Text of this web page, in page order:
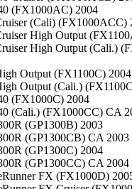
(FX1000AC) 2004
(Cali) (FX1000ACC)
High Output
High Output (Cali.)
Output (FX1100C) 2004
Output (Cali.)
(FX1000C) 2004
(Cali.) (FX1000CC) CA
(GP1300B) 2003
(GP1300CB) CA 2003
(GP1300C) 2004
(GP1300CC) CA 2004
FX (FX1000D)